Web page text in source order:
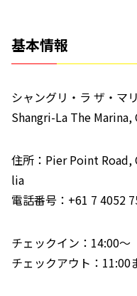
基本情報
シャングリ・ラ ザ・マ
Shangri-La The Marina,
住所：Pier Point Road,
lia
電話番号：+61 7 4052
チェックイン：14:00〜
チェックアウト：11:00